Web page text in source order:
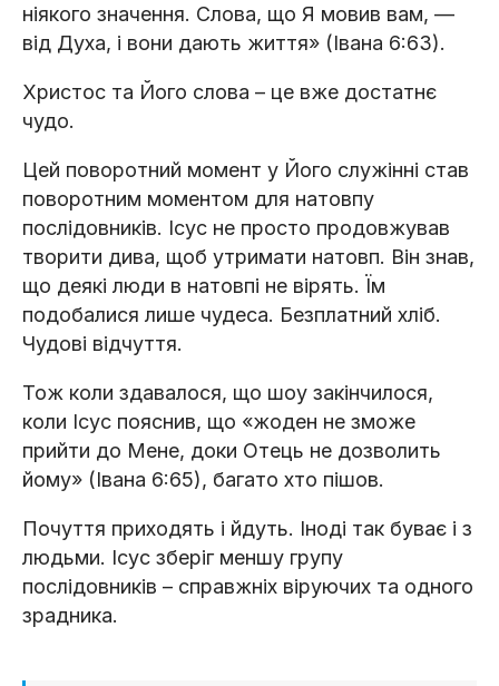
ніякого значення. Слова, що Я мовив вам, —
від Духа, і вони дають життя» (Івана 6:63).
Христос та Його слова – це вже достатнє
чудо.
Цей поворотний момент у Його служінні став
поворотним моментом для натовпу
послідовників. Ісус не просто продовжував
творити дива, щоб утримати натовп. Він знав,
що деякі люди в натовпі не вірять. Їм
подобалися лише чудеса. Безплатний хліб.
Чудові відчуття.
Тож коли здавалося, що шоу закінчилося,
коли Ісус пояснив, що «жоден не зможе
прийти до Мене, доки Отець не дозволить
йому» (Івана 6:65), багато хто пішов.
Почуття приходять і йдуть. Іноді так буває і з
людьми. Ісус зберіг меншу групу
послідовників – справжніх віруючих та одного
зрадника.